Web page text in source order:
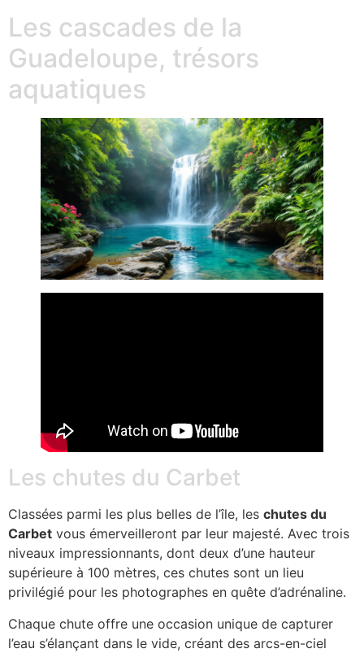
Les cascades de la
Guadeloupe, trésors
aquatiques
Les chutes du Carbet
Classées parmi les plus belles de l’île, les chutes du
Carbet vous émerveilleront par leur majesté. Avec trois
niveaux impressionnants, dont deux d’une hauteur
supérieure à 100 mètres, ces chutes sont un lieu
privilégié pour les photographes en quête d’adrénaline.
Chaque chute offre une occasion unique de capturer
l’eau s’élançant dans le vide, créant des arcs-en-ciel